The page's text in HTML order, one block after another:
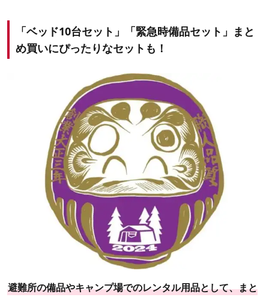
「ベッド10台セット」「緊急時備品セット」まと
め買いにぴったりなセットも！
避難所の備品やキャンプ場でのレンタル用品として、まと